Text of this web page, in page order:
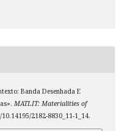
Banda Desenhada E
MATLIT: Materialities of
2182-8830_11-1_14.